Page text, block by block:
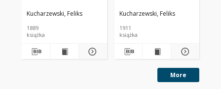
Kucharzewski, Feliks
1889
książka
Kucharzewski, Feliks
1911
książka
More